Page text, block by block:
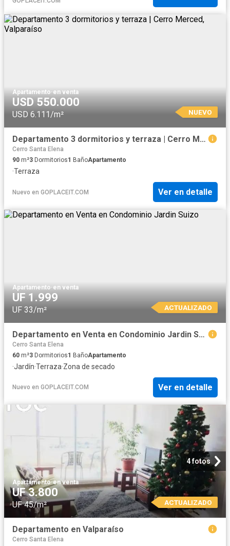
Apartamento·en venta
USD 550.000
USD 6.111/m² NUEVO
Departamento 3 dormitorios y terraza | Cerro Merced, Valparaíso
Cerro Santa Elena
90 m²3 Dormitorios1 BañoApartamento
·Terraza
Nuevo en GOPLACEIT.COM Ver en detalle
Apartamento·en venta
UF 1.999
UF 33/m² ACTUALIZADO
Departamento en Venta en Condominio Jardin Suizo
Cerro Santa Elena
60 m²3 Dormitorios1 BañoApartamento
·Jardín·Terraza·Zona de secado
Nuevo en GOPLACEIT.COM Ver en detalle
4 fotos
Apartamento·en venta
UF 3.800
UF 45/m² ACTUALIZADO
Departamento en Valparaíso
Cerro Santa Elena